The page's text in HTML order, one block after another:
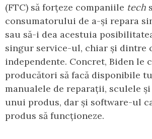
(FTC) să forțeze companiile tech
consumatorului de a-și repara
sau să-i dea acestuia
singur service-ul, chiar și dintre
independente. Concret, Biden le
producători să facă disponibile
manualele de reparații, sculele
unui produs, dar și software-ul
produs să funcționeze.